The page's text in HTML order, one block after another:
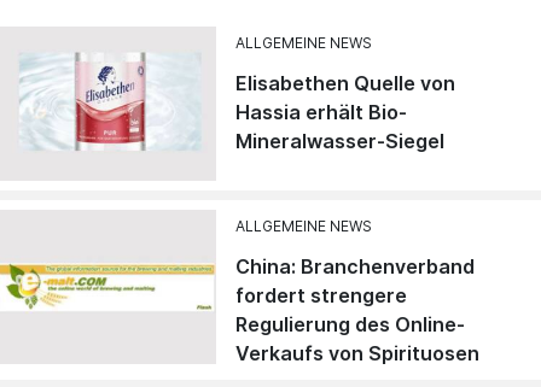
ALLGEMEINE NEWS
Elisabethen Quelle von
Hassia erhält Bio-
Mineralwasser-Siegel
ALLGEMEINE NEWS
China: Branchenverband
fordert strengere
Regulierung des Online-
Verkaufs von Spirituosen